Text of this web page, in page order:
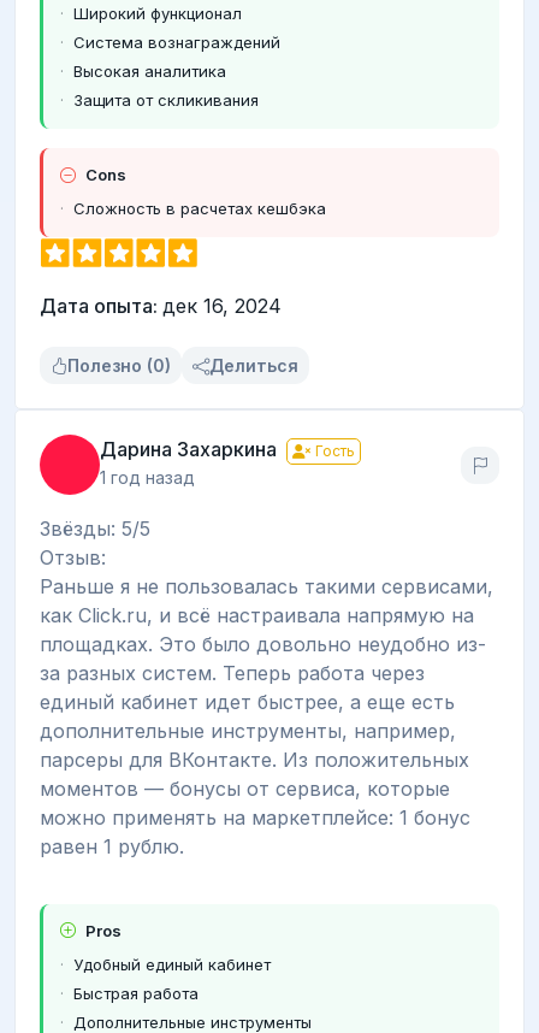
Широкий функционал
Система вознаграждений
Высокая аналитика
Защита от скликивания
Cons
Сложность в расчетах кешбэка
Дата опыта: дек 16, 2024
Полезно (0) Делиться
Дарина Захаркина Гость
1 год назад
Звёзды: 5/5
Отзыв:
Раньше я не пользовалась такими сервисами,
как Click.ru, и всё настраивала напрямую на
площадках. Это было довольно неудобно из-
за разных систем. Теперь работа через
единый кабинет идет быстрее, а еще есть
дополнительные инструменты, например,
парсеры для ВКонтакте. Из положительных
моментов — бонусы от сервиса, которые
можно применять на маркетплейсе: 1 бонус
равен 1 рублю.
Pros
Удобный единый кабинет
Быстрая работа
Дополнительные инструменты